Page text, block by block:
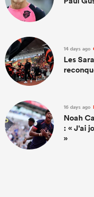
14 days ago
Les
16 days ago
Noah
: « J'ai
»